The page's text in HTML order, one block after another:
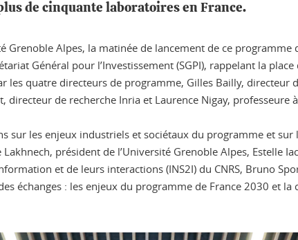
de cinquante laboratoires en France.
Grenoble Alpes, la matinée de lancement de ce
Général pour l’Investissement (SGPI), rappelant la
les quatre directeurs de programme, Gilles Bailly, directeur
directeur de recherche Inria et Laurence Nigay, professeure
sur les enjeux industriels et sociétaux du programme et
président de l’Université Grenoble Alpes, Estelle
et de leurs interactions (INS2I) du CNRS, Bruno
échanges : les enjeux du programme de France 2030 et